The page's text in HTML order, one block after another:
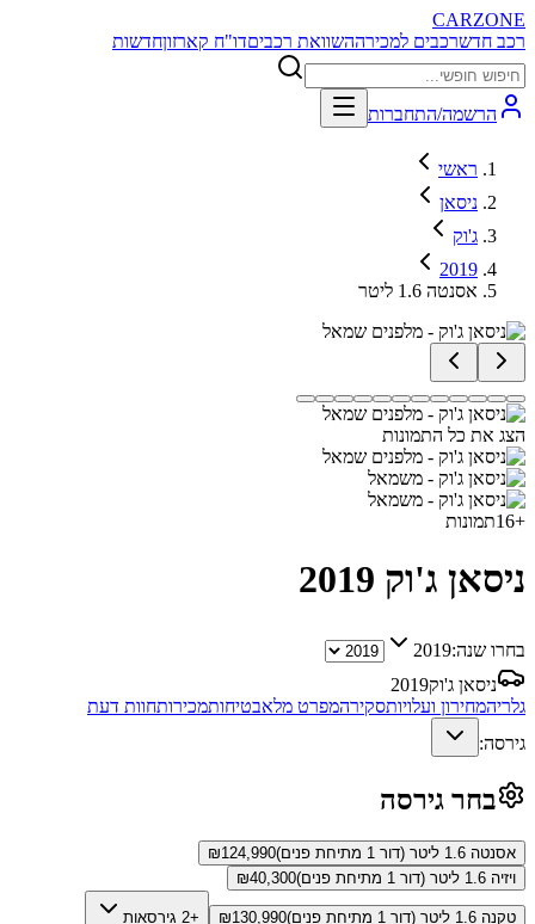
CARZONE
רכב חדשרכבים למכירההשוואת רכביםדו"ח קארזוןחדשות
הרשמה/התחברות
ראשי
ניסאן
ג'וק
2019
אסנטה 1.6 ליטר
הצג את כל התמונות
+
16תמונות
ניסאן ג'וק 2019
בחרו שנה:2019
ניסאן ג'וק2019
גלריהמחירון ועלויותסקירהמפרט מלאבטיחותמכירותחוות דעת
גירסה:
בחר גירסה
אסנטה 1.6 ליטר (דור 1 מתיחת פנים) ₪124,990
ויזיה 1.6 ליטר (דור 1 מתיחת פנים)
₪40,300
טקנה 1.6 ליטר (דור 1 מתיחת פנים) ₪130,990 +2 גירסאות